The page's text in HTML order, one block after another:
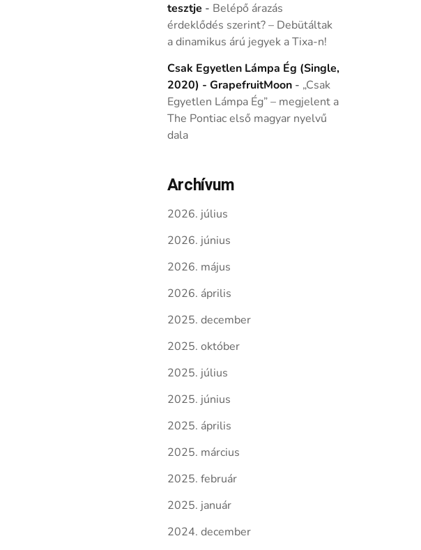
tesztje - Belépő árazás
érdeklődés szerint? – Debütáltak
a dinamikus árú jegyek a Tixa-n!
Csak Egyetlen Lámpa Ég (Single,
2020) - GrapefruitMoon- „Csak
Egyetlen Lámpa Ég” – megjelent a
The Pontiac első magyar nyelvű
dala
Archívum
2026. július
2026. június
2026. május
2026. április
2025. december
2025. október
2025. július
2025. június
2025. április
2025. március
2025. február
2025. január
2024. december